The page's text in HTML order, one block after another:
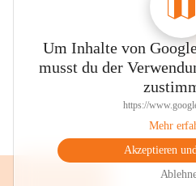
Um Inhalte von
musst du der
https://
Mehr
Akzeptieren